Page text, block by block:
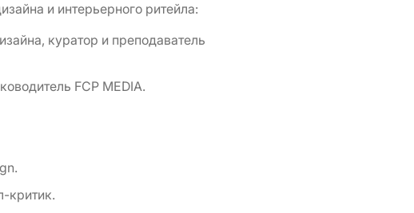
и интерьерного ритейла:
куратор и преподаватель
FCP MEDIA.
критик.